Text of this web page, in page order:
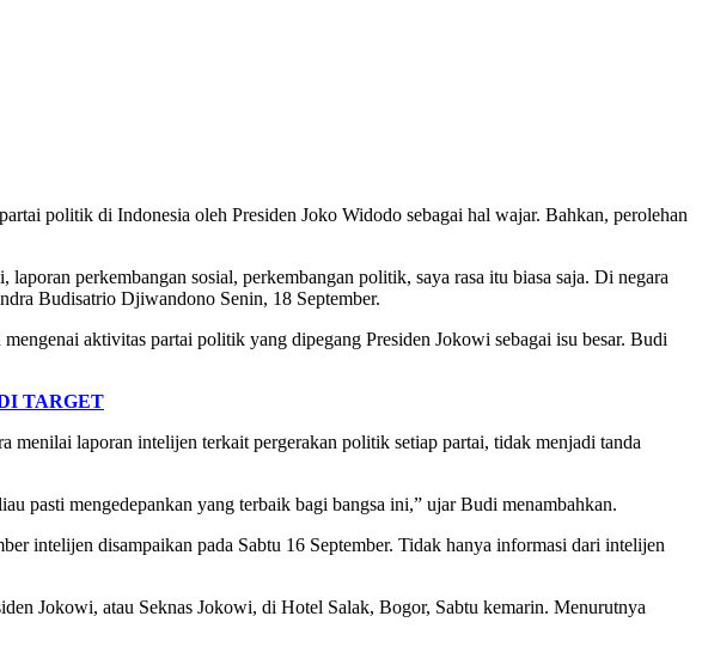
politik di Indonesia oleh Presiden Joko Widodo sebagai hal wajar. Bahkan, perolehan
perkembangan sosial, perkembangan politik, saya rasa itu biasa saja. Di negara
Budisatrio Djiwandono Senin, 18 September.
aktivitas partai politik yang dipegang Presiden Jokowi sebagai isu besar. Budi
TARGET
menilai laporan intelijen terkait pergerakan politik setiap partai, tidak menjadi tanda
pasti mengedepankan yang terbaik bagi bangsa ini,” ujar Budi menambahkan.
intelijen disampaikan pada Sabtu 16 September. Tidak hanya informasi dari intelijen
Jokowi, atau Seknas Jokowi, di Hotel Salak, Bogor, Sabtu kemarin. Menurutnya